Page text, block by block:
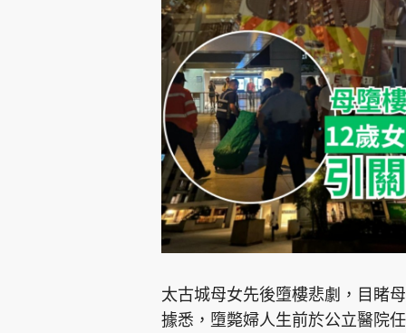
飲食玩樂
集團旗下品牌
東周刊 cazbuyer 東Touch
太古城母女先後墮樓悲劇，目睹
據悉，墮斃婦人生前於公立醫院